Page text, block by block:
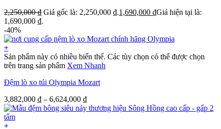
2,250,000₫ Giá gốc là: 2,250,000 ₫.1,690,000 ₫Giá hiện tại là:
1,690,000 ₫.
-40%
+
Sản phẩm này có nhiều biến thể. Các tùy chọn có thể được chọn
trên trang sản phẩm Xem Nhanh
Đệm lò xo túi Olympia Mozart
3,882,000 ₫ – 6,624,000 ₫
+